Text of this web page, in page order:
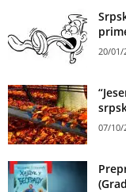
20/01/
07/10/